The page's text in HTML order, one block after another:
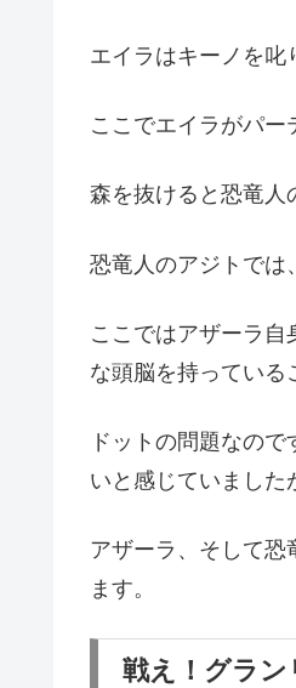
エイラはキーノを叱
ここでエイラがパー
森を抜けると恐竜人
恐竜人のアジトでは
ここではアザーラ
な頭脳を持っている
ドットの問題なの
いと感じていました
アザーラ、そして恐
ます。
戦え！グラン